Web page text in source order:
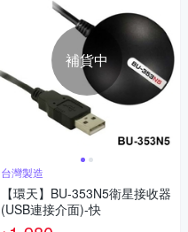
補貨中
台灣製造
【環天】BU-353N5衛星接收器
(USB連接介面)-快